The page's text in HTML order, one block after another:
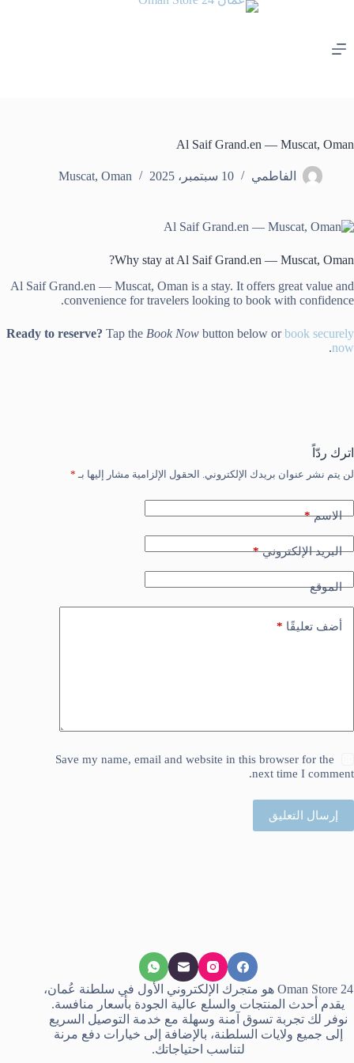
Al Saif Grand.en — Muscat, Oman
الفاطمي 10 سبتمبر، 2025 Muscat, Oman
Why stay at Al Saif Grand.en — Muscat, Oman?
Al Saif Grand.en — Muscat, Oman is a stay. It offers great value and
convenience for travelers looking to book with confidence.
Ready to reserve? Tap the Book Now button below orbook securely
now
.
اترك ردّاً
لن يتم نشر عنوان بريدك الإلكتروني. الحقول الإلزامية مشار إليها بـ *
الاسم*
البريد الإلكتروني*
الموقع
أضف تعليقًا *
Save my name, email and website in this browser for the
next time I comment.
إرسال التعليق
Oman Store 24 هو متجرك الإلكتروني الأول في سلطنة عُمان،
يقدم أحدث المنتجات والسلع عالية الجودة بأسعار منافسة.
نوفر لك تجربة تسوق آمنة وسهلة مع خدمة التوصيل السريع
إلى جميع ولايات السلطنة، بالإضافة إلى خيارات دفع مرنة
لتناسب احتياجاتك.